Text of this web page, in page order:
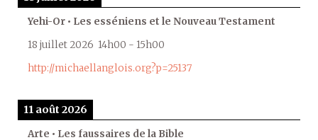
Yehi-Or • Les esséniens et le Nouveau Testament
18 juillet 2026 14h00 - 15h00
http://michaellanglois.org?p=25137
11 août 2026
Arte • Les faussaires de la Bible